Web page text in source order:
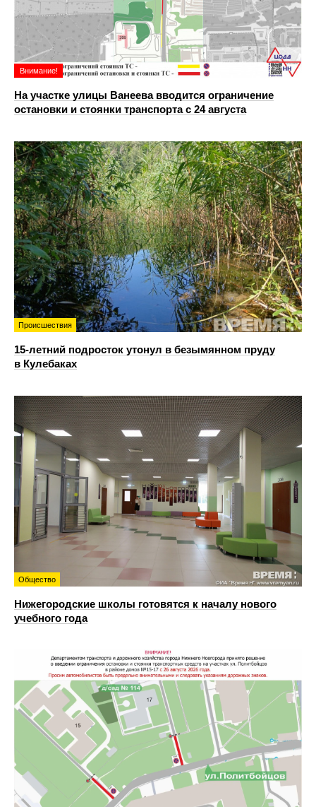
Внимание!
На участке улицы Ванеева вводится ограничение
остановки и стоянки транспорта с 24 августа
Происшествия
15-летний подросток утонул в безымянном пруду
в Кулебаках
Общество
Нижегородские школы готовятся к началу нового
учебного года